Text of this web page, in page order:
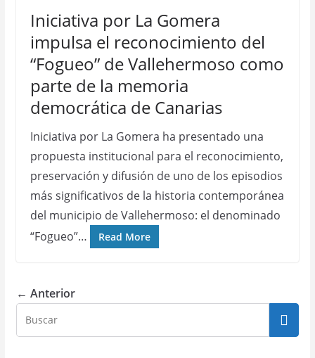
Iniciativa por La Gomera
impulsa el reconocimiento del
“Fogueo” de Vallehermoso como
parte de la memoria
democrática de Canarias
Iniciativa por La Gomera ha presentado una
propuesta institucional para el reconocimiento,
preservación y difusión de uno de los episodios
más significativos de la historia contemporánea
del municipio de Vallehermoso: el denominado
“Fogueo”…
Read More
← Anterior